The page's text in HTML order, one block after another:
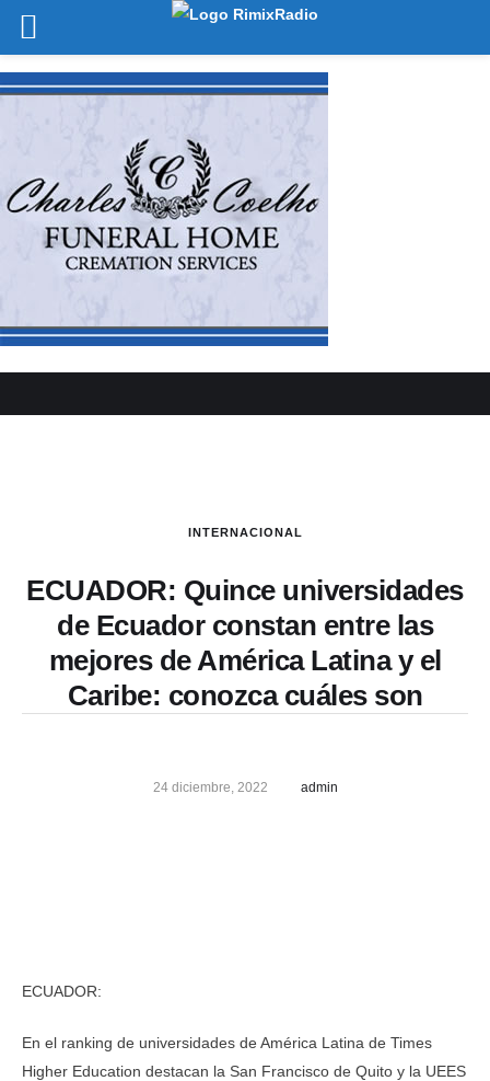
INTERNACIONAL
ECUADOR: Quince universidades
de Ecuador constan entre las
mejores de América Latina y el
Caribe: conozca cuáles son
24 diciembre, 2022 admin
ECUADOR:
En el ranking de universidades de América Latina de Times
Higher Education destacan la San Francisco de Quito y la UEES